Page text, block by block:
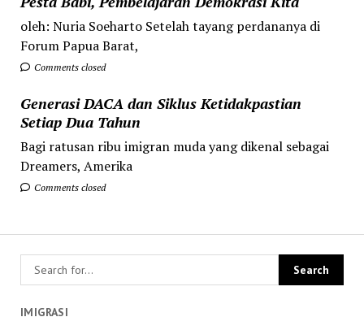
oleh: Nuria Soeharto Setelah tayang perdananya di
Forum Papua Barat,
Comments closed
Generasi DACA dan Siklus Ketidakpastian
Setiap Dua Tahun
Bagi ratusan ribu imigran muda yang dikenal sebagai
Dreamers, Amerika
Comments closed
IMIGRASI